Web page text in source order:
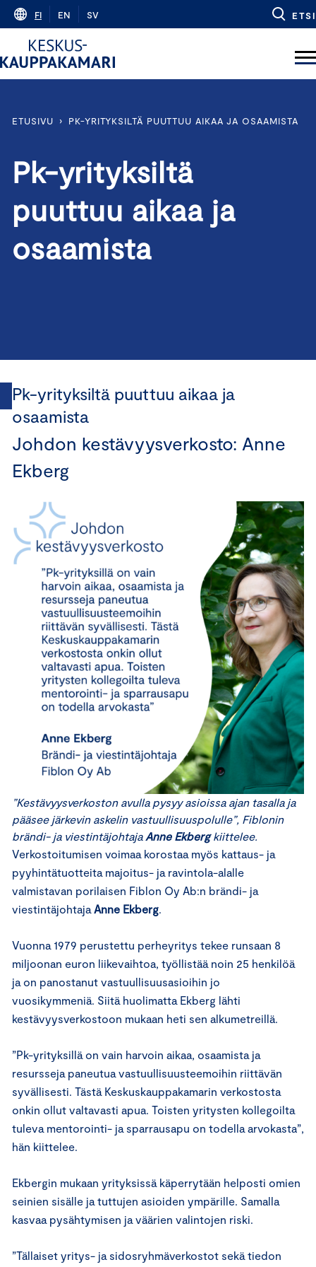
Skip
content
FI EN SV ETSI
ETUSIVU › PK-YRITYKSILTÄ PUUTTUU AIKAA JA OSAAMISTA
Pk-yrityksiltä
puuttuu aikaa ja
osaamista
Pk-yrityksiltä puuttuu aikaa ja
osaamista
Johdon kestävyysverkosto: Anne
Ekberg
”Kestävyysverkoston avulla pysyy asioissa ajan tasalla ja
pääsee järkevin askelin vastuullisuuspolulle”, Fiblonin
brändi- ja viestintäjohtaja Anne Ekbergkiittelee.
Verkostoitumisen voimaa korostaa myös kattaus- ja
pyyhintätuotteita majoitus- ja ravintola-alalle
valmistavan porilaisen Fiblon Oy Ab:n brändi- ja
viestintäjohtaja Anne Ekberg.
Vuonna 1979 perustettu perheyritys tekee runsaan 8
miljoonan euron liikevaihtoa, työllistää noin 25 henkilöä
ja on panostanut vastuullisuusasioihin jo
vuosikymmeniä. Siitä huolimatta Ekberg lähti
kestävyysverkostoon mukaan heti sen alkumetreillä.
”Pk-yrityksillä on vain harvoin aikaa, osaamista ja
resursseja paneutua vastuullisuusteemoihin riittävän
syvällisesti. Tästä Keskuskauppakamarin verkostosta
onkin ollut valtavasti apua. Toisten yritysten kollegoilta
tuleva mentorointi- ja sparrausapu on todella arvokasta”,
hän kiittelee.
Ekbergin mukaan yrityksissä käperrytään helposti omien
seinien sisälle ja tuttujen asioiden ympärille. Samalla
kasvaa pysähtymisen ja väärien valintojen riski.
”Tällaiset yritys- ja sidosryhmäverkostot sekä tiedon